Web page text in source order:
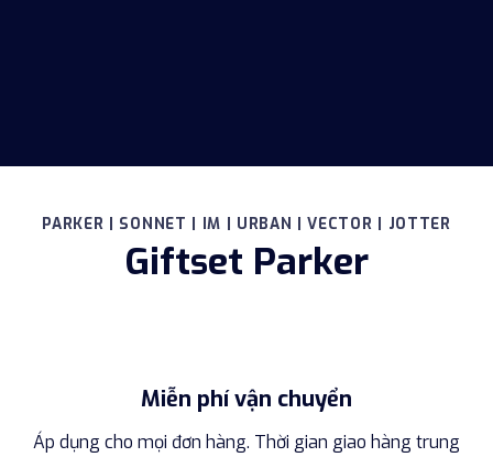
PARKER | SONNET | IM | URBAN | VECTOR | JOTTER
Giftset Parker
Miễn phí vận chuyển
Áp dụng cho mọi đơn hàng. Thời gian giao hàng trung